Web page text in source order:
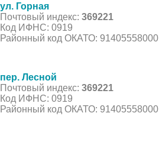
ул. Горная
Почтовый индекс: 369221
Код ИФНС: 0919
Районный код ОКАТО: 91405558000
пер. Лесной
Почтовый индекс: 369221
Код ИФНС: 0919
Районный код ОКАТО: 91405558000